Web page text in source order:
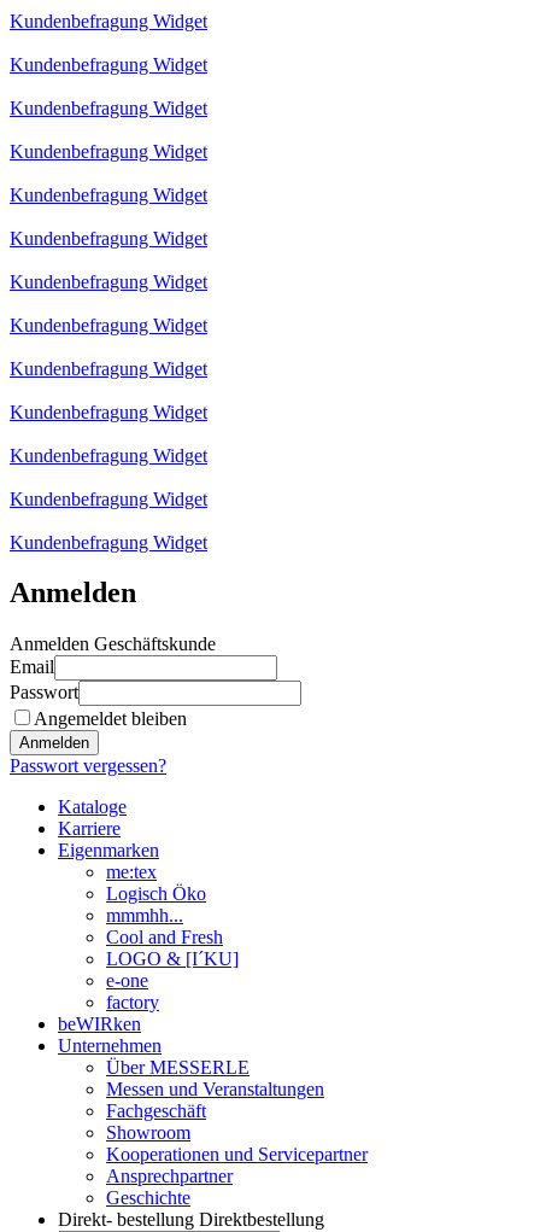
Kundenbefragung Widget
Kundenbefragung Widget
Kundenbefragung Widget
Kundenbefragung Widget
Kundenbefragung Widget
Kundenbefragung Widget
Kundenbefragung Widget
Kundenbefragung Widget
Kundenbefragung Widget
Kundenbefragung Widget
Kundenbefragung Widget
Kundenbefragung Widget
Kundenbefragung Widget
Anmelden
Anmelden Geschäftskunde
Email
Passwort
Angemeldet bleiben
Anmelden
Passwort vergessen?
Kataloge
Karriere
Eigenmarken
me:tex
Logisch Öko
mmmhh...
Cool and Fresh
LOGO & [I´KU]
e-one
factory
beWIRken
Unternehmen
Über MESSERLE
Messen und Veranstaltungen
Fachgeschäft
Showroom
Kooperationen und Servicepartner
Ansprechpartner
Geschichte
Direkt- bestellung Direktbestellung